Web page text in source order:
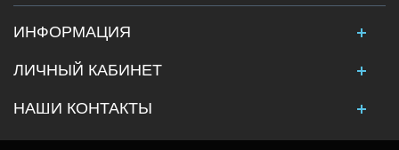
ИНФОРМАЦИЯ
ЛИЧНЫЙ КАБИНЕТ
НАШИ КОНТАКТЫ